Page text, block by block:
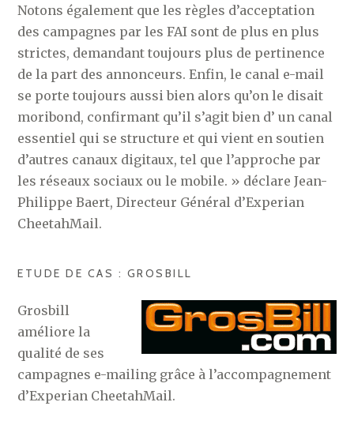
Notons également que les règles d’acceptation
des campagnes par les FAI sont de plus en plus
strictes, demandant toujours plus de pertinence
de la part des annonceurs. Enfin, le canal e-mail
se porte toujours aussi bien alors qu’on le disait
moribond, confirmant qu’il s’agit bien d’ un canal
essentiel qui se structure et qui vient en soutien
d’autres canaux digitaux, tel que l’approche par
les réseaux sociaux ou le mobile. » déclare Jean-
Philippe Baert, Directeur Général d’Experian
CheetahMail.
ETUDE DE CAS : GROSBILL
Grosbill
améliore la
qualité de ses
campagnes e-mailing grâce à l’accompagnement
d’Experian CheetahMail.